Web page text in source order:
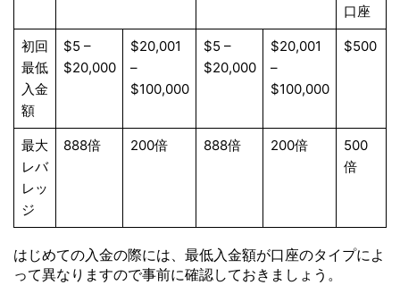
口座
初回
最低
入金
額
$5 –
$20,000
$20,001
–
$100,000
$5 –
$20,000
$20,001
–
$100,000
$500
最大
レバ
レッ
ジ
888倍 200倍 888倍 200倍
500
倍
はじめての入金の際には、最低入金額が口座のタイプによ
って異なりますので事前に確認しておきましょう。